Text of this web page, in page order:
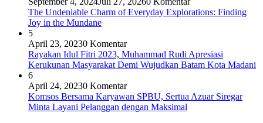
The Undeniable Charm of Everyday Explorations: Finding
Joy in the Mundane
5
April 23, 20230 Komentar
Rayakan Idul Fitri 2023, Muhammad Rudi Apresiasi
Kerukunan Masyarakat Demi Wujudkan Batam Kota Madani
6
April 24, 20230 Komentar
Komsos Bersama Karyawan SPBU, Sertua Azuar Siregar
Minta Layani Pelanggan dengan Maksimal